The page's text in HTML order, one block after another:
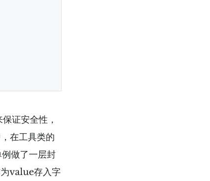
证安全性，
在工具类的
做了一层封
value存入字